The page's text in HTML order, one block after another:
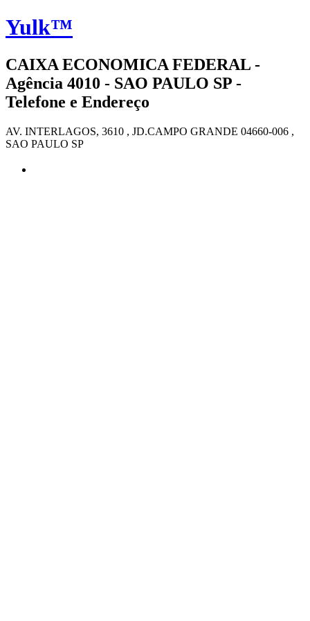
Yulk™
CAIXA ECONOMICA FEDERAL -
Agência 4010 - SAO PAULO SP -
Telefone e Endereço
AV. INTERLAGOS, 3610 , JD.CAMPO GRANDE 04660-006 ,
SAO PAULO SP